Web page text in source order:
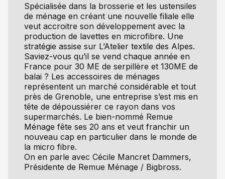
Spécialisée dans la brosserie et les ustensiles
de ménage en créant une nouvelle filiale elle
veut accroitre son développement avec la
production de lavettes en microfibre. Une
stratégie assise sur L’Atelier textile des Alpes.
Saviez-vous qu’il se vend chaque année en
France pour 30 ME de serpillère et 130ME de
balai ? Les accessoires de ménages
représentent un marché considérable et tout
près de Grenoble, une entreprise s’est mis en
tête de dépoussiérer ce rayon dans vos
supermarchés. Le bien-nommé Remue
Ménage fête ses 20 ans et veut franchir un
nouveau cap en particulier dans le monde de
la micro fibre.
On en parle avec Cécile Mancret Dammers,
Présidente de Remue Ménage / Bigbross.